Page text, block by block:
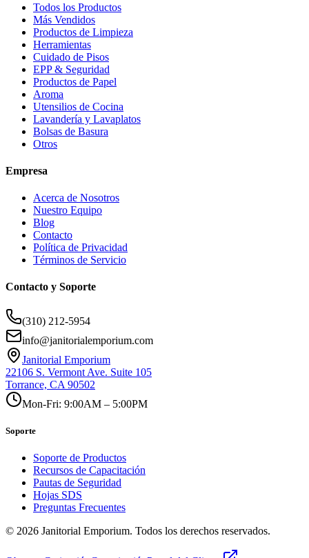
Todos los Productos
Más Vendidos
Productos de Limpieza
Herramientas
Cuidado de Pisos
EPP & Seguridad
Productos de Papel
Aroma
Utensilios de Cocina
Lavandería y Lavaplatos
Bolsas de Basura
Otros
Empresa
Acerca de Nosotros
Nuestro Equipo
Blog
Contacto
Política de Privacidad
Términos de Servicio
Contacto y Soporte
(310) 212-5954
info@janitorialemporium.com
Janitorial Emporium
22106 S. Vermont Ave. Suite 105
Torrance, CA 90502
Mon-Fri: 9:00AM – 5:00PM
Soporte
Soporte de Productos
Recursos de Capacitación
Pautas de Seguridad
Hojas SDS
Preguntas Frecuentes
© 2026 Janitorial Emporium. Todos los derechos reservados.